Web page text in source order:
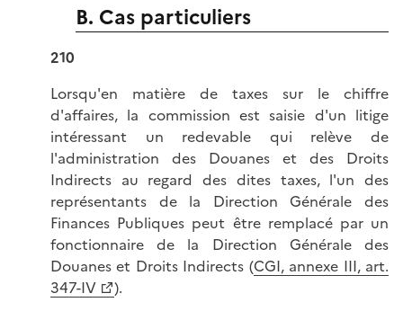
B. Cas particuliers
210
Lorsqu'en matière de taxes sur le chiffre
d'affaires, la commission est saisie d'un litige
intéressant un redevable qui relève de
l'administration des Douanes et des Droits
Indirects au regard des dites taxes, l'un des
représentants de la Direction Générale des
Finances Publiques peut être remplacé par un
fonctionnaire de la Direction Générale des
Douanes et Droits Indirects (CGI, annexe III, art.
347-IV
).